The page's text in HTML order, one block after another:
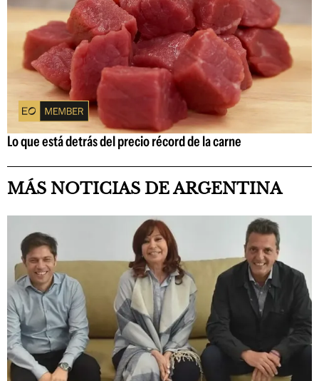
Lo que está detrás del precio récord de la carne
MÁS NOTICIAS DE ARGENTINA